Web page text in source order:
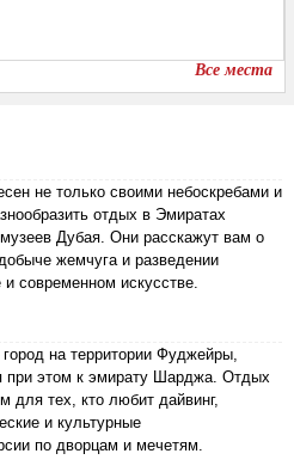
Все места
не только своими небоскребами и
отдых в Эмиратах
Дубая. Они расскажут вам о
жемчуга и разведении
современном искусстве.
на территории Фуджейры,
при этом к эмирату Шарджа. Отдых
для тех, кто любит дайвинг,
и культурные
по дворцам и мечетям.